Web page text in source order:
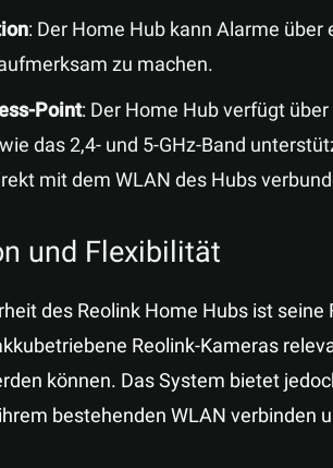
: Der Home Hub kann Alarme
zu machen.
Point: Der Home Hub verfügt
das 2,4- und 5-GHz-Band
mit dem WLAN des Hubs
und Flexibilität
des Reolink Home Hubs ist
Reolink-Kameras
können. Das System bietet
bestehenden WLAN verbinden